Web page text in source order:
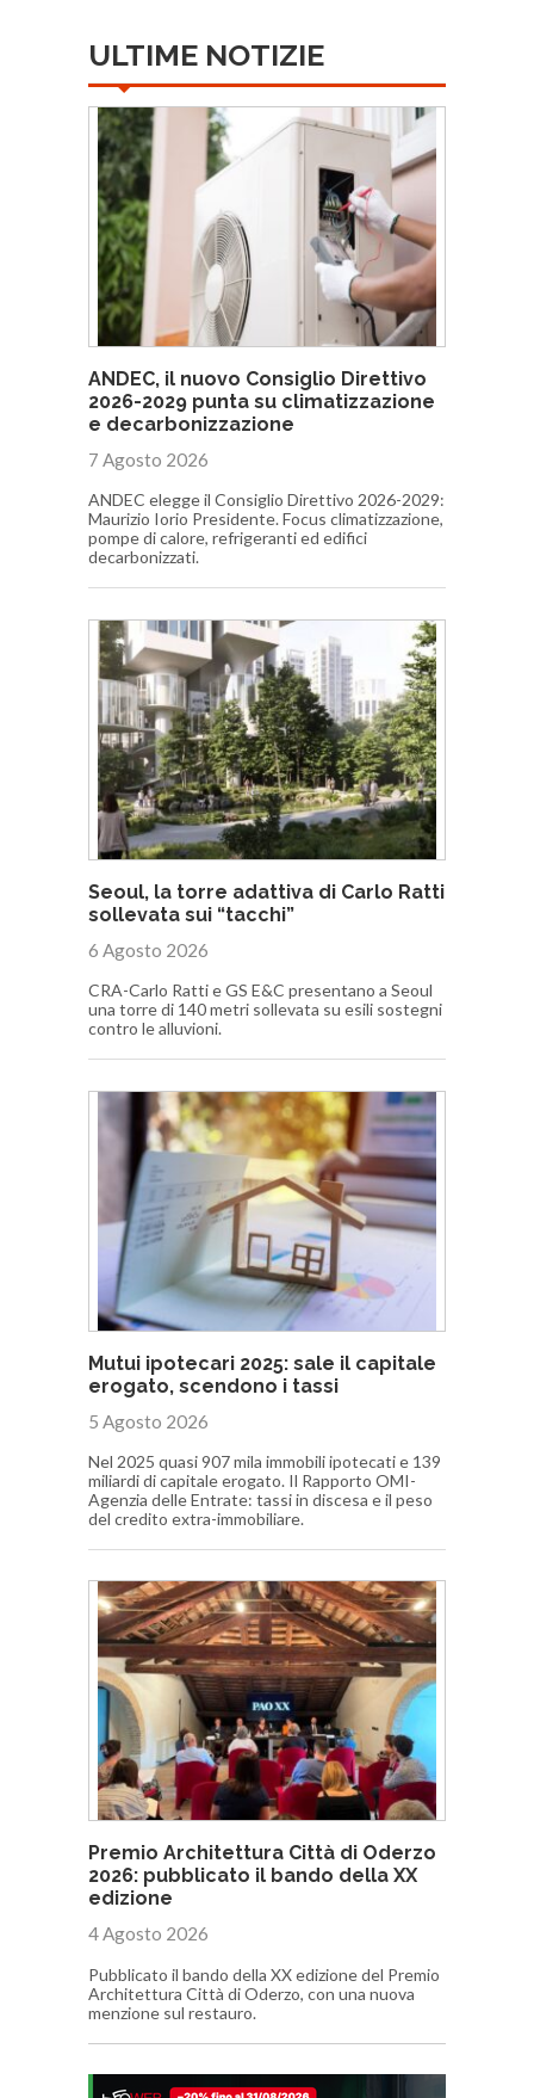
ULTIME NOTIZIE
ANDEC, il nuovo Consiglio Direttivo
2026-2029 punta su climatizzazione
e decarbonizzazione
7 Agosto 2026
ANDEC elegge il Consiglio Direttivo 2026-2029:
Maurizio Iorio Presidente. Focus climatizzazione,
pompe di calore, refrigeranti ed edifici
decarbonizzati.
Seoul, la torre adattiva di Carlo Ratti
sollevata sui “tacchi”
6 Agosto 2026
CRA-Carlo Ratti e GS E&C presentano a Seoul
una torre di 140 metri sollevata su esili sostegni
contro le alluvioni.
Mutui ipotecari 2025: sale il capitale
erogato, scendono i tassi
5 Agosto 2026
Nel 2025 quasi 907 mila immobili ipotecati e 139
miliardi di capitale erogato. Il Rapporto OMI-
Agenzia delle Entrate: tassi in discesa e il peso
del credito extra-immobiliare.
Premio Architettura Città di Oderzo
2026: pubblicato il bando della XX
edizione
4 Agosto 2026
Pubblicato il bando della XX edizione del Premio
Architettura Città di Oderzo, con una nuova
menzione sul restauro.